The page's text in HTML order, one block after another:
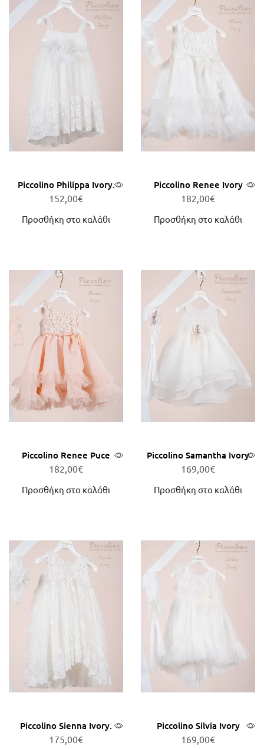
Piccolino Philippa Ivory.
152,00€
Προσθήκη στο καλάθι
Piccolino Renee Ivory
182,00€
Προσθήκη στο καλάθι
Piccolino Renee Puce
182,00€
Προσθήκη στο καλάθι
Piccolino Samantha Ivory
169,00€
Προσθήκη στο καλάθι
Piccolino Sienna Ivory.
175,00€
Piccolino Silvia Ivory
169,00€